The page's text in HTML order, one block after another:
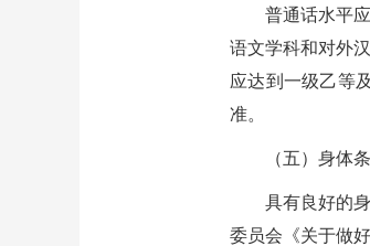
普通话水平
语文学科和对外
应达到一级乙等
准。
（五）身体
具有良好的
委员会《关于做